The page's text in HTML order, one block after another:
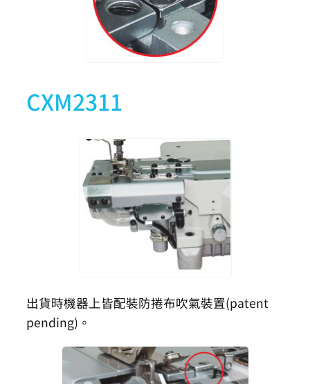
CXM2311
出貨時機器上皆配裝防捲布吹氣裝置(patent
pending)。